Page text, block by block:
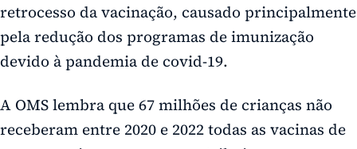
retrocesso da vacinação, causado principalmente
pela redução dos programas de imunização
devido à pandemia de covid-19.
A OMS lembra que 67 milhões de crianças não
receberam entre 2020 e 2022 todas as vacinas de